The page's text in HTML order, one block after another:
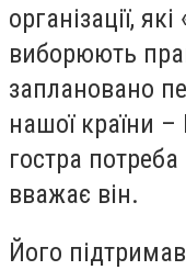
організації,
виборюють
заплановано
нашої країни
гостра
вважає він.
Його